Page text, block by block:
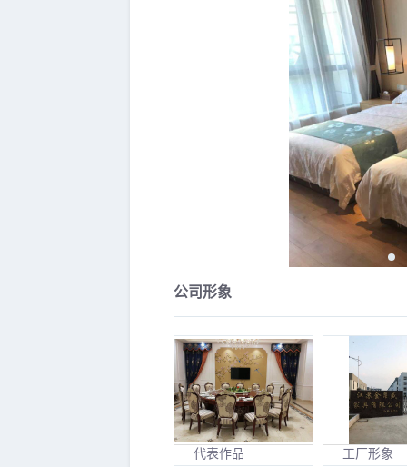
公司形象
代表作品 工厂形象